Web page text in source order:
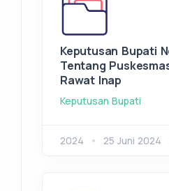
Keputusan Bupati
Tentang
Rawat Inap
Keputusan Bupati
2024 25 Juni 2024